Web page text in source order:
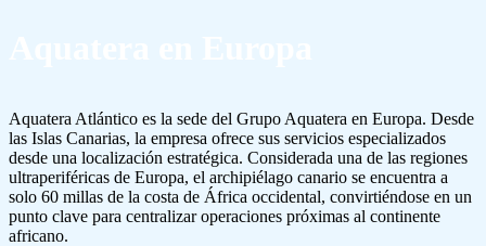
Aquatera Atlántico es la sede del Grupo Aquatera en Europa. Desde
las Islas Canarias, la empresa ofrece sus servicios especializados
desde una localización estratégica. Considerada una de las regiones
ultraperiféricas de Europa, el archipiélago canario se encuentra a
solo 60 millas de la costa de África occidental, convirtiéndose en un
punto clave para centralizar operaciones próximas al continente
africano.